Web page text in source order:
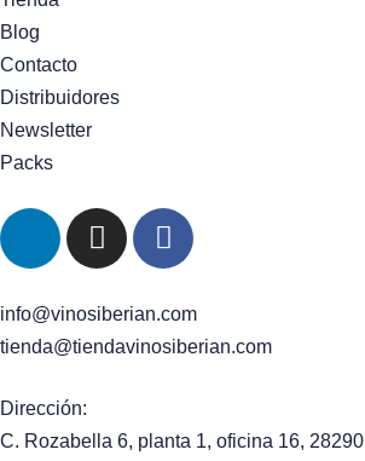
Blog
Contacto
Distribuidores
Newsletter
Packs
info@vinosiberian.com
tienda@tiendavinosiberian.com
Dirección:
C. Rozabella 6, planta 1, oficina 16, 28290